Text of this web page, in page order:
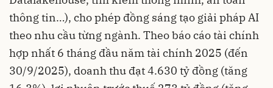
thông tin…), cho phép đồng sáng tạo giải pháp AI
theo nhu cầu từng ngành. Theo báo cáo tài chính
hợp nhất 6 tháng đầu năm tài chính 2025 (đến
30/9/2025), doanh thu đạt 4.630 tỷ đồng (tăng